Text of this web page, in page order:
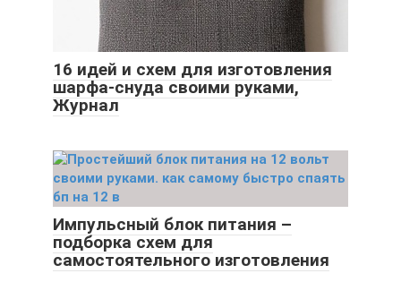
16 идей и схем для изготовления
шарфа-снуда своими руками,
Журнал
Импульсный блок питания –
подборка схем для
самостоятельного изготовления